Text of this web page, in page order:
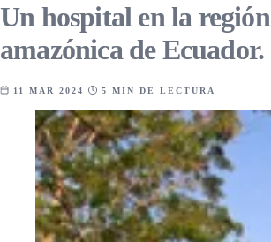
Un hospital en la región
amazónica de Ecuador.
11 MAR 2024 5 MIN DE LECTURA